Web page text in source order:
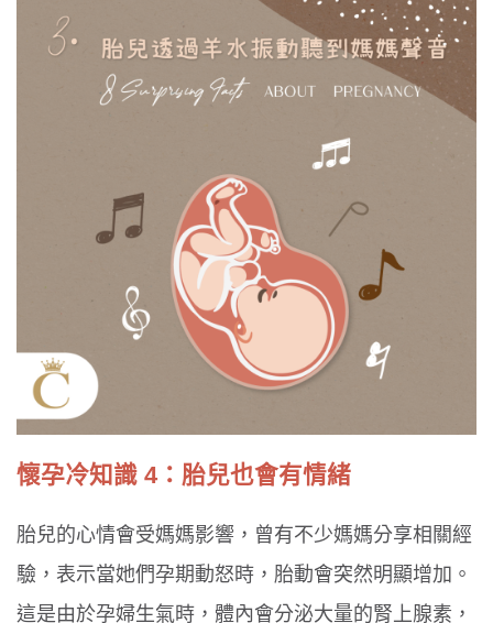
懷孕冷知識 4：胎兒也會有情緒
胎兒的心情會受媽媽影響，曾有不少媽媽分享相關經
驗，表示當她們孕期動怒時，胎動會突然明顯增加。
這是由於孕婦生氣時，體內會分泌大量的腎上腺素，